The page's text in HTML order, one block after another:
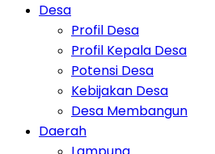
Desa
Profil Desa
Profil Kepala Desa
Potensi Desa
Kebijakan Desa
Desa Membangun
Daerah